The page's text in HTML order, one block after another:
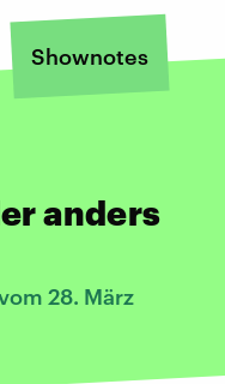
Shownotes
anders
28. März